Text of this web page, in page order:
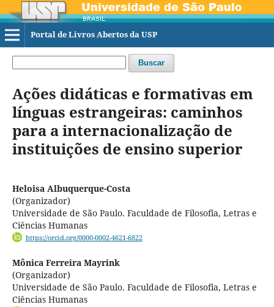
Portal de Livros Abertos da USP
Buscar
Ações didáticas e formativas em
línguas estrangeiras: caminhos
para a internacionalização de
instituições de ensino superior
Heloisa Albuquerque-Costa
(Organizador)
Universidade de São Paulo. Faculdade de Filosofia, Letras e
Ciências Humanas
https://orcid.org/0000-0002-4621-6822
Mônica Ferreira Mayrink
(Organizador)
Universidade de São Paulo. Faculdade de Filosofia, Letras e
Ciências Humanas